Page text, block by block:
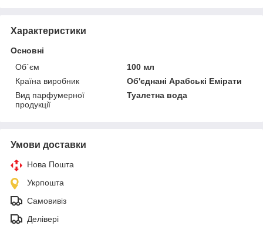
Характеристики
Основні
Об`єм
100 мл
Країна виробник
Об'єднані Арабські Емірати
Вид парфумерної
продукції
Туалетна вода
Умови доставки
Нова Пошта
Укрпошта
Самовивіз
Делівері